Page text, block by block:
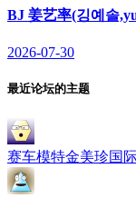
BJ 姜艺率(깅예솔
2026-07-30
最近论坛的主题
赛车模特金美珍国